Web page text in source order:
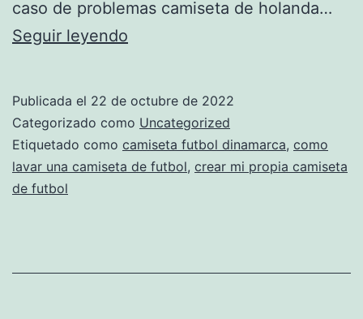
caso de problemas camiseta de holanda…
Seguir leyendo
de
futbol
femenino
Publicada el 22 de octubre de 2022
Categorizado como Uncategorized
Etiquetado como camiseta futbol dinamarca, como
lavar una camiseta de futbol, crear mi propia camiseta
de futbol